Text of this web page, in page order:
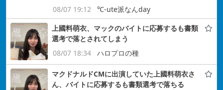
08/07 19:12
℃-ute派なんday
上國料萌衣、マックのバイトに応募するも書類
選考で落とされてしまう
08/07 18:34
ハロプロの種
マクドナルドCMに出演していた上國料萌衣さ
ん、バイトに応募するも書類選考で落ちる